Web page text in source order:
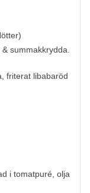
)
summakkrydda.
friterat libabaröd
i tomatpuré, olja